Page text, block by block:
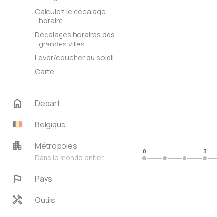
Calculez le décalage
horaire
Décalages horaires des
grandes villes
Lever/coucher du soleil
Carte
home
Départ
Belgique
apartment Métropoles
Dans le monde entier
flag Pays
handyman Outils
0 3